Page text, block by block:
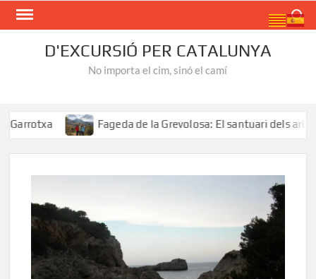
Skip
D'EXCURSIÓ PER CATALUNYA
No importa el cim, sinó el camí
Fageda de la Grevolosa: El santuari dels arbres